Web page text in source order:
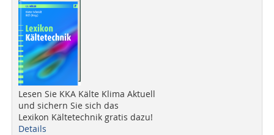
Lesen Sie KKA Kälte Klima Aktuell
und sichern Sie sich das
Lexikon Kältetechnik gratis dazu!
Details